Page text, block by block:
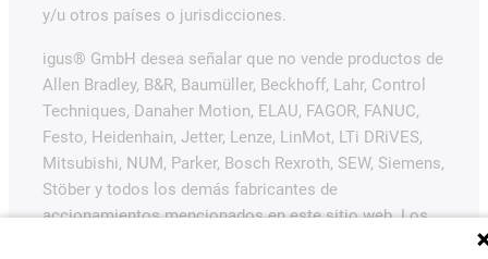
y/u otros países o jurisdicciones.
igus® GmbH desea señalar que no vende productos de
Allen Bradley, B&R, Baumüller, Beckhoff, Lahr, Control
Techniques, Danaher Motion, ELAU, FAGOR, FANUC,
Festo, Heidenhain, Jetter, Lenze, LinMot, LTi DRiVES,
Mitsubishi, NUM, Parker, Bosch Rexroth, SEW, Siemens,
Stöber y todos los demás fabricantes de
accionamientos mencionados en este sitio web. Los